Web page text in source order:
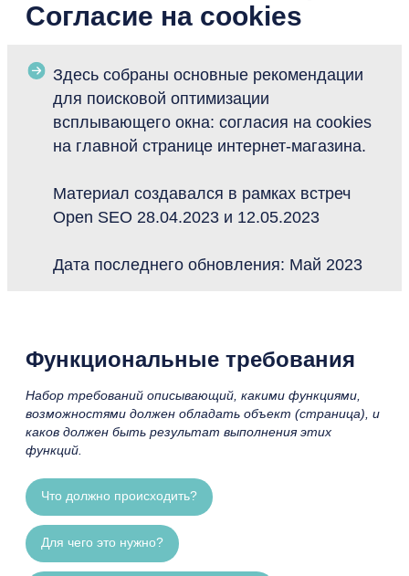
Согласие на cookies
Здесь собраны основные рекомендации
для поисковой оптимизации
всплывающего окна: согласия на cookies
на главной странице интернет-магазина.
Материал создавался в рамках встреч
Open SEO 28.04.2023 и 12.05.2023
Дата последнего обновления: Май 2023
Функциональные требования
Набор требований описывающий, какими функциями,
возможностями должен обладать объект (страница), и
каков должен быть результат выполнения этих
функций.
Что должно происходить?
Для чего это нужно?